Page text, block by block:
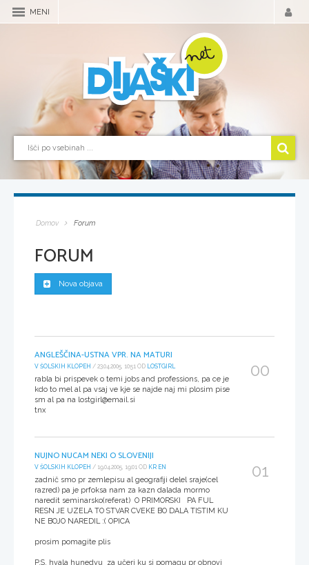
MENI
Domov Forum
FORUM
Nova objava
ANGLEŠČINA-USTNA VPR. NA MATURI
V ŠOLSKIH KLOPEH / 23.04.2005, 10:51 OD LOSTGIRL
rabla bi prispevek o temi jobs and professions, pa ce je
kdo to mel al pa vsaj ve kje se najde naj mi plosim pise
sm al pa na lostgirl@email.si
tnx
00
NUJNO NUCAM NEKI O SLOVENIJI
V ŠOLSKIH KLOPEH / 19.04.2005, 19:01 OD KR EN
zadnič smo pr zemlepisu al geografiji delel sraje(cel
razred) pa je prfoksa nam za kazn dalada mormo
naredit seminarsko(referat) O PRIMORSKI PA FUL
RESN JE UZELA TO STVAR CVEKE BO DALA TISTIM KU
NE BOJO NAREDIL :( OPICA
prosim pomagite plis
P.S. hvala hunedyu za učeri ku si pomagu pr obnovi
01